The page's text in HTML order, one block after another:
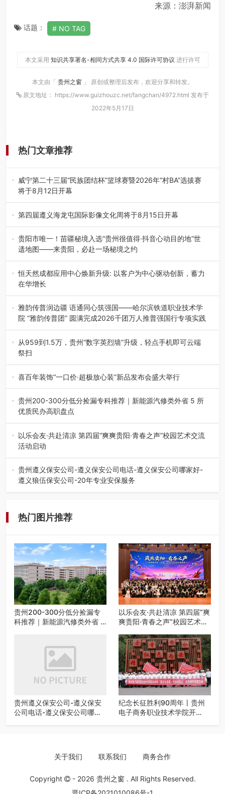
来源：澎湃新闻
话题： NO TAG
本文采用 知识共享署名-相同方式共享 4.0 国际许可协议 进行许可
本文由「 贵州之窗 」 原创或整理后发布，欢迎分享和转发。
原文地址： https://www.guizhouzc.net/fangchan/4972.html 发布于
2022年5月17日
热门文章推荐
威宁第二十三届“民族团结杯”篮球赛暨2026年“村BA”选拔赛
将于8月12日开幕
8月7日，威宁彝族回族苗族自治县第二十三届“民族团结
杯”篮球赛暨2026年“村B…
第四届遵义海龙屯国际影像文化周将于8月15日开幕
8月7日，第四届遵义海龙屯国际影像文化周媒体通气会在世
界文化遗产地海龙屯核心景区…
贵阳市唯一！苗疆秘境入选“贵州很值得·抖音心动目的地”世
遗地图——来贵阳，必赴一场秘境之约
2026年7月21日，2026年“贵州很值得”暨抖音“心动目的
地”（贵州站）主题…
恒天然成都应用中心焕新升级: 以客户为中心驱动创新，蓄力
在华增长
融合全球研发实力与本土洞察，深化客户共创，赋能西南市
场创新发展 （7月27日，成…
雅韵传普润边疆 语通同心筑强国——哈尔滨铁道职业技术学
院 “雅韵传普团” 圆满完成2026千团万人推普强国行专项实践
为扎实推进2026“千团万人推普强国行”大学生暑期社会实
践，牢牢紧扣 “雅韵传普…
从959到1.5万，贵州“数字英烈墙”升级，轻点手机即可云端
祭扫
八一建军节到来之际，由贵州省退役军人事务厅指导，贵阳
市退役军人事务局联合贵州广电…
喜百年装饰“一口价·超极放心装”新品发布会盛大举行
2026年7月31日，喜百年装饰“一口价·超极放心装”新品发布
会在贵阳隆重举行。…
贵州200-300分低分捡漏专科推荐｜新能源汽修类外省 5 所
优质民办高职盘点
在贵州省高考志愿填报体系中，200至300分数段考生可选择
的省内工科、新能源汽车…
以乐会友·共赴清凉 第四届“爽爽贵阳·青春之声”校园艺术交流
活动启动
七月的贵阳，清风送爽，第四届“爽爽贵阳·青春之声”校园管
弦乐（合唱）艺术交流活动…
贵州遵义保安公司-遵义保安公司电话-遵义保安公司哪家好-
遵义狼伍保安公司-20年专业安保服务
热门图片推荐
贵州200-300分低分捡漏专
科推荐｜新能源汽修类外省 5
以乐会友·共赴清凉 第四届“爽
爽贵阳·青春之声”校园艺术交
贵州遵义保安公司-遵义保安
公司电话-遵义保安公司哪家
纪念长征胜利90周年丨贵州
电子商务职业技术学院开
关于我们 联系我们 商务合作
Copyright - 2026 贵州之窗 . All Rights Reserved.